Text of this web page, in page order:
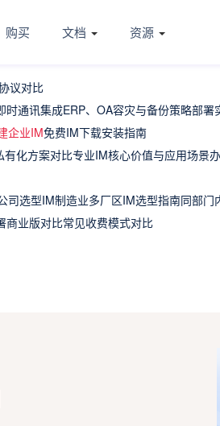
购买 文档 资源
议对比
时通讯集成ERP、OA容灾与备份策略部署
企业IM免费IM下载安装指南
有化方案对比专业IM核心价值与应用场景
司选型IM制造业多厂区IM选型指南同部门
商业版对比常见收费模式对比